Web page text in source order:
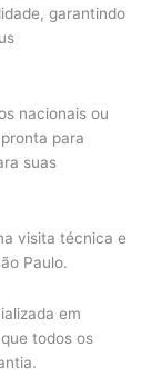
garantindo
nacionais ou
para
suas
visita técnica e
Paulo.
em
todos os